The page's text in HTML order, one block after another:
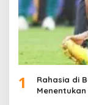
1
Rahasia di